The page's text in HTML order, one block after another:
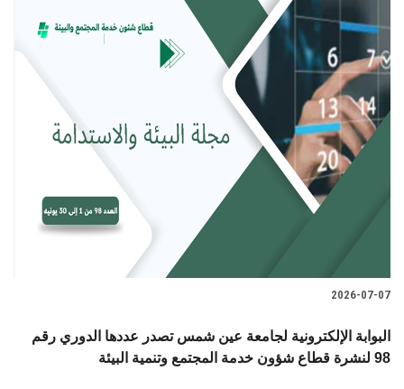
الإعلام
تواصل معنا
هيئة التدريس
2026-07-07
البوابة الإلكترونية لجامعة عين شمس تصدر عددها الدوري رقم
98 لنشرة قطاع شؤون خدمة المجتمع وتنمية البيئة